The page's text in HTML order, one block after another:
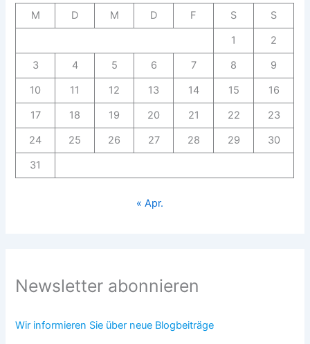
M
D M D F S
S
1
2
3
4 5 6 7 8
9
10
11 12 13 14 15
16
17
18 19 20 21 22
23
24
25 26 27 28 29
30
31
« Apr.
Newsletter abonnieren
Wir informieren Sie über neue Blogbeiträge